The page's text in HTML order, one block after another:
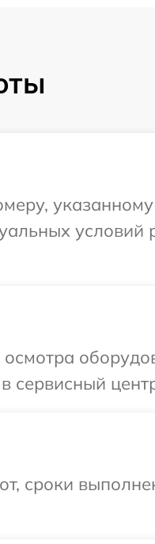
условий
сервисный
сроки